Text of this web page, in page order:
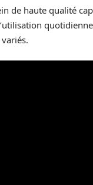
de haute qualité